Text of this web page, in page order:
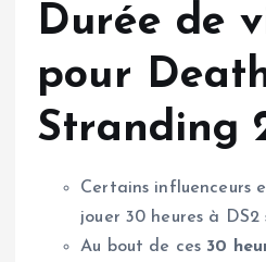
Durée de
pour
Stranding
Certains influenceurs
jouer 30 heures à DS2
Au bout de ces 30